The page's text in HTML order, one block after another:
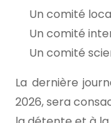
Un comité
Un comité
Un comité
La dernière
2026, sera